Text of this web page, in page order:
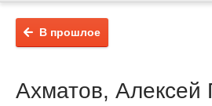
В прошлое
Ахматов, Алексей